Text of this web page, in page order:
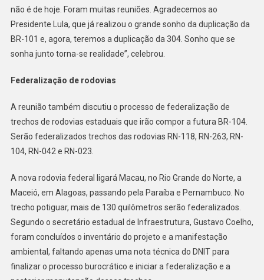
não é de hoje. Foram muitas reuniões. Agradecemos ao
Presidente Lula, que já realizou o grande sonho da duplicação da
BR-101 e, agora, teremos a duplicação da 304. Sonho que se
sonha junto torna-se realidade”, celebrou.
Federalização de rodovias
A reunião também discutiu o processo de federalização de
trechos de rodovias estaduais que irão compor a futura BR-104.
Serão federalizados trechos das rodovias RN-118, RN-263, RN-
104, RN-042 e RN-023.
A nova rodovia federal ligará Macau, no Rio Grande do Norte, a
Maceió, em Alagoas, passando pela Paraíba e Pernambuco. No
trecho potiguar, mais de 130 quilômetros serão federalizados.
Segundo o secretário estadual de Infraestrutura, Gustavo Coelho,
foram concluídos o inventário do projeto e a manifestação
ambiental, faltando apenas uma nota técnica do DNIT para
finalizar o processo burocrático e iniciar a federalização e a